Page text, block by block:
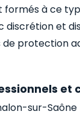
formés à ce
discrétion et
de protection
et
sur-Saône